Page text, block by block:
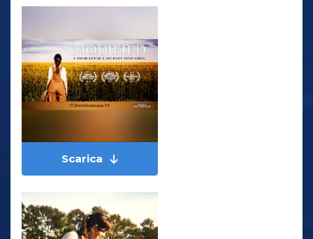
Scarica